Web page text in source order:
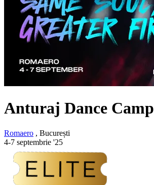
Anturaj Dance Camp
Romaero , București
4-7 septembrie '25